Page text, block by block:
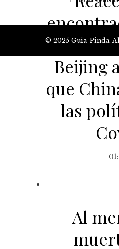
los
Beijing
que
las
Al
© 2025 Guia-Pinda.